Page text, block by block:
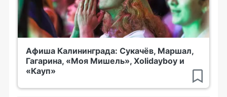
Афиша Калининграда: Сукачёв, Маршал,
Гагарина, «Моя Мишель», Xolidayboy и
«Кауп»